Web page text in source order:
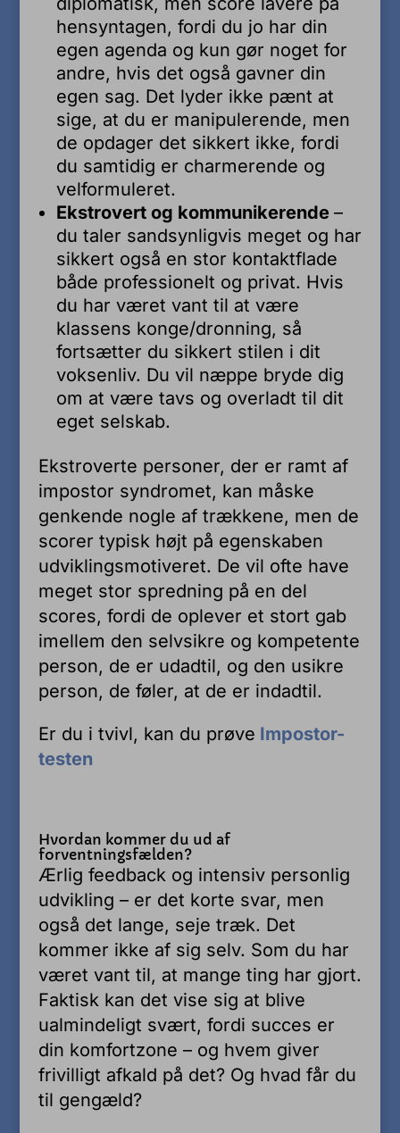
hensyntagen, fordi du jo har din
egen agenda og kun gør noget for
andre, hvis det også gavner din
egen sag. Det lyder ikke pænt at
sige, at du er manipulerende, men
de opdager det sikkert ikke, fordi
du samtidig er charmerende og
velformuleret.
Ekstrovert og kommunikerende –
du taler sandsynligvis meget og har
sikkert også en stor kontaktflade
både professionelt og privat. Hvis
du har været vant til at være
klassens konge/dronning, så
fortsætter du sikkert stilen i dit
voksenliv. Du vil næppe bryde dig
om at være tavs og overladt til dit
eget selskab.
Ekstroverte personer, der er ramt af
impostor syndromet, kan måske
genkende nogle af trækkene, men de
scorer typisk højt på egenskaben
udviklingsmotiveret. De vil ofte have
meget stor spredning på en del
scores, fordi de oplever et stort gab
imellem den selvsikre og kompetente
person, de er udadtil, og den usikre
person, de føler, at de er indadtil.
Er du i tvivl, kan du prøve Impostor-
testen
Hvordan kommer du ud af
forventningsfælden?
Ærlig feedback og intensiv personlig
udvikling – er det korte svar, men
også det lange, seje træk. Det
kommer ikke af sig selv. Som du har
været vant til, at mange ting har gjort.
Faktisk kan det vise sig at blive
ualmindeligt svært, fordi succes er
din komfortzone – og hvem giver
frivilligt afkald på det? Og hvad får du
til gengæld?